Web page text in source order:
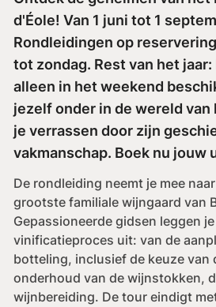
d'Éole! Van 1 juni tot 1
Rondleidingen op
tot zondag. Rest van het
alleen in het weekend
jezelf onder in de wereld van
je verrassen door zijn
vakmanschap. Boek nu jouw
De rondleiding neemt je mee
grootste familiale wijngaard van
Gepassioneerde gidsen leggen
vinificatieproces uit: van de
botteling, inclusief de keuze van
onderhoud van de wijnstokken,
wijnbereiding. De tour eindigt